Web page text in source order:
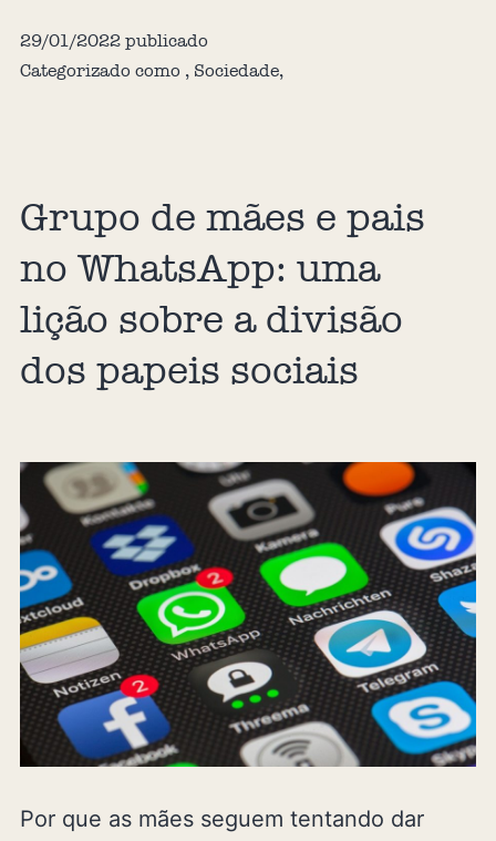
29/01/2022publicado
Categorizado como , Sociedade,
Grupo de mães e pais
no WhatsApp: uma
lição sobre a divisão
dos papeis sociais
Por que as mães seguem tentando dar